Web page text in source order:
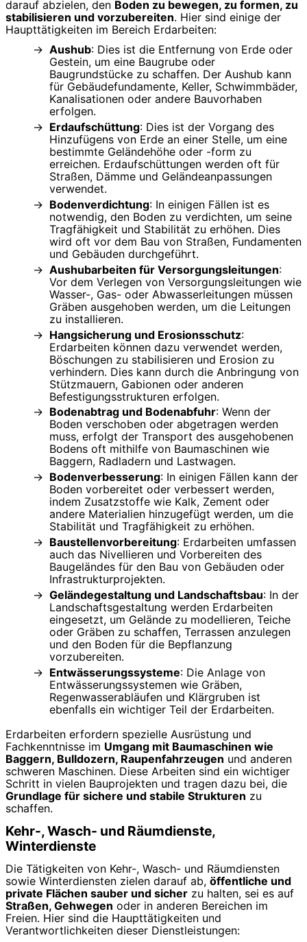
darauf abzielen, den Boden zu bewegen, zu formen, zu
stabilisieren und vorzubereiten. Hier sind einige der
Haupttätigkeiten im Bereich Erdarbeiten:
Aushub: Dies ist die Entfernung von Erde oder
Gestein, um eine Baugrube oder
Baugrundstücke zu schaffen. Der Aushub kann
für Gebäudefundamente, Keller, Schwimmbäder,
Kanalisationen oder andere Bauvorhaben
erfolgen.
Erdaufschüttung: Dies ist der Vorgang des
Hinzufügens von Erde an einer Stelle, um eine
bestimmte Geländehöhe oder -form zu
erreichen. Erdaufschüttungen werden oft für
Straßen, Dämme und Geländeanpassungen
verwendet.
Bodenverdichtung: In einigen Fällen ist es
notwendig, den Boden zu verdichten, um seine
Tragfähigkeit und Stabilität zu erhöhen. Dies
wird oft vor dem Bau von Straßen, Fundamenten
und Gebäuden durchgeführt.
Aushubarbeiten für Versorgungsleitungen:
Vor dem Verlegen von Versorgungsleitungen wie
Wasser-, Gas- oder Abwasserleitungen müssen
Gräben ausgehoben werden, um die Leitungen
zu installieren.
Hangsicherung und Erosionsschutz:
Erdarbeiten können dazu verwendet werden,
Böschungen zu stabilisieren und Erosion zu
verhindern. Dies kann durch die Anbringung von
Stützmauern, Gabionen oder anderen
Befestigungsstrukturen erfolgen.
Bodenabtrag und Bodenabfuhr: Wenn der
Boden verschoben oder abgetragen werden
muss, erfolgt der Transport des ausgehobenen
Bodens oft mithilfe von Baumaschinen wie
Baggern, Radladern und Lastwagen.
Bodenverbesserung: In einigen Fällen kann der
Boden vorbereitet oder verbessert werden,
indem Zusatzstoffe wie Kalk, Zement oder
andere Materialien hinzugefügt werden, um die
Stabilität und Tragfähigkeit zu erhöhen.
Baustellenvorbereitung: Erdarbeiten umfassen
auch das Nivellieren und Vorbereiten des
Baugeländes für den Bau von Gebäuden oder
Infrastrukturprojekten.
Geländegestaltung und Landschaftsbau: In der
Landschaftsgestaltung werden Erdarbeiten
eingesetzt, um Gelände zu modellieren, Teiche
oder Gräben zu schaffen, Terrassen anzulegen
und den Boden für die Bepflanzung
vorzubereiten.
Entwässerungssysteme: Die Anlage von
Entwässerungssystemen wie Gräben,
Regenwasserabläufen und Klärgruben ist
ebenfalls ein wichtiger Teil der Erdarbeiten.
Erdarbeiten erfordern spezielle Ausrüstung und
Fachkenntnisse im Umgang mit Baumaschinen wie
Baggern, Bulldozern, Raupenfahrzeugen und anderen
schweren Maschinen. Diese Arbeiten sind ein wichtiger
Schritt in vielen Bauprojekten und tragen dazu bei, die
Grundlage für sichere und stabile Strukturen zu
schaffen.
Kehr-, Wasch- und Räumdienste,
Winterdienste
Die Tätigkeiten von Kehr-, Wasch- und Räumdiensten
sowie Winterdiensten zielen darauf ab, öffentliche und
private Flächen sauber und sicher zu halten, sei es auf
Straßen, Gehwegen oder in anderen Bereichen im
Freien. Hier sind die Haupttätigkeiten und
Verantwortlichkeiten dieser Dienstleistungen: